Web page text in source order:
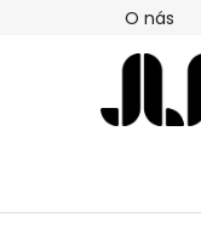
O nás